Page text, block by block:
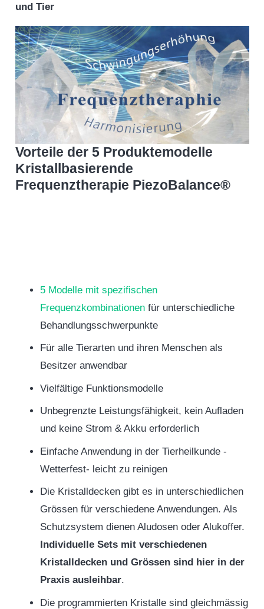
und Tier
Vorteile der 5 Produktemodelle
Kristallbasierende
Frequenztherapie PiezoBalance®
5 Modelle mit spezifischen
Frequenzkombinationen für unterschiedliche
Behandlungsschwerpunkte
Für alle Tierarten und ihren Menschen als
Besitzer anwendbar
Vielfältige Funktionsmodelle
Unbegrenzte Leistungsfähigkeit, kein Aufladen
und keine Strom & Akku erforderlich
Einfache Anwendung in der Tierheilkunde -
Wetterfest- leicht zu reinigen
Die Kristalldecken gibt es in unterschiedlichen
Grössen für verschiedene Anwendungen. Als
Schutzsystem dienen Aludosen oder Alukoffer.
Individuelle Sets mit verschiedenen
Kristalldecken und Grössen sind hier in der
Praxis ausleihbar.
Die programmierten Kristalle sind gleichmässig